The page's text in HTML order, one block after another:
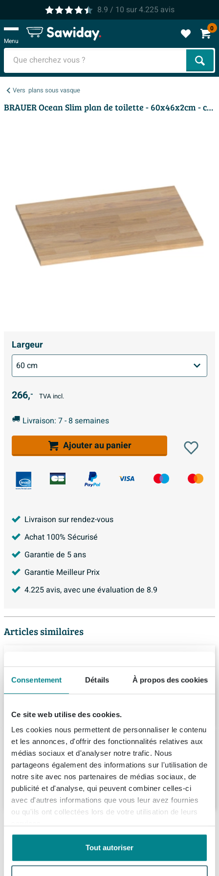
Consentement Détails À propos des cookies
Ce site web utilise des cookies.
Les cookies nous permettent de personnaliser le contenu
et les annonces, d'offrir des fonctionnalités relatives aux
médias sociaux et d'analyser notre trafic. Nous
partageons également des informations sur l'utilisation de
notre site avec nos partenaires de médias sociaux, de
publicité et d'analyse, qui peuvent combiner celles-ci
avec d'autres informations que vous leur avez fournies
ou qu'ils ont collectées lors de votre utilisation de leurs
Tout autoriser
8.9 / 10 sur4.225 avis
Menu
0
Vers plans sous vasque
BRAUER Ocean Slim plan de toilette - 60x46x2cm - chêne abouté gris
Largeur
266,- TVA incl.
Livraison: 7 - 8 semaines
Ajouter au panier
Livraison sur rendez-vous
Achat 100% Sécurisé
Garantie de 5 ans
Garantie Meilleur Prix
4.225avis, avec une évaluation de 8.9
Articles similaires
60x1.5x46cm - Cannelle
Livraison:1 - 2 semaines
249,
BRAUER Ocean Edge plan vasque -
60x46x4cm - Érosion
Livraison:7 - 8 semaines
294,85
Description
BRAUER natural wood Plan de toilette -
60x46x2cm - sans trou de robinet - bois -